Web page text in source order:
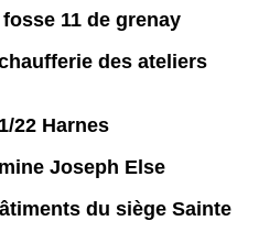
11 de grenay
des ateliers
22 Harnes
Joseph Else
du siège Sainte